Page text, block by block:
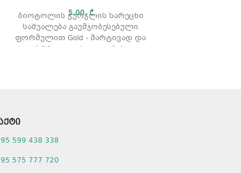
5,00₾
ბიოტოლის ჭურჭლის სარეცხი
საშუალება გაუმჯობესებული
ფორმულით Gold - მარტივად და
სწრაფად ასუფთავბეს
რაოდენობა შეფუთვაში: 12 ცალი
599 438 338
575 777 720